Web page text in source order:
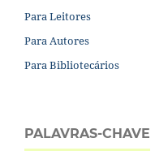
Para Leitores
Para Autores
Para Bibliotecários
PALAVRAS-CHAVE